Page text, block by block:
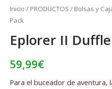
Inicio / PRODUCTOS / Bolsas y
Pack
Eplorer II
59,99€
Para el buceador de aventura,